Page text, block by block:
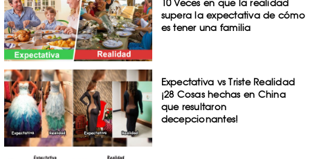
10 Veces en que la realidad
supera la expectativa de cómo
es tener una familia
Expectativa vs Triste Realidad
¡28 Cosas hechas en China
que resultaron
decepcionantes!